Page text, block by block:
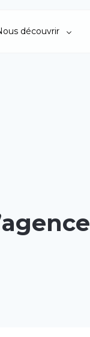
découvrir